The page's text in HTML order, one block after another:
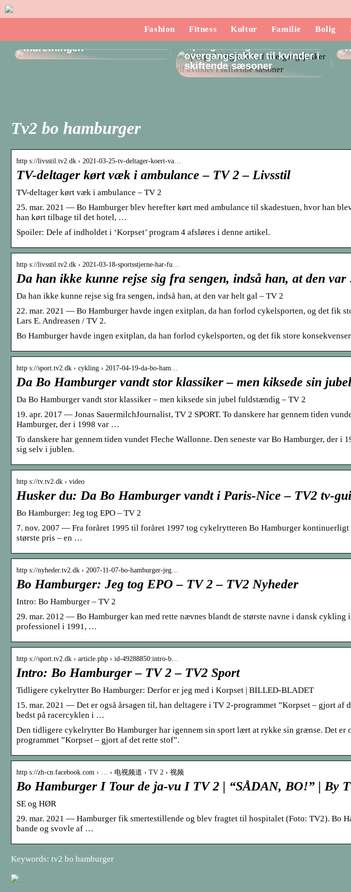
Fashion Fitness Kultur Familie Bolig
indretningen
overgangsjakker til kvinder i
skiftende sæsoner
Tv2 bo hamburger
http s://livsstil.tv2.dk › 2021-03-25-tv-deltager-koert-va…
TV-deltager kørt væk i ambulance – TV 2 – Livsstil
TV-deltager kørt væk i ambulance – TV 2
25. mar. 2021 — Bo Hamburger blev herefter kørt med ambulance til skadestuen, hvor han
han kørt tilbage til det hotel, …
Spoiler: Dele af indholdet i ‘Korpset’ program 4 afsløres i denne artikel.
http s://livsstil.tv2.dk › 2021-03-18-sportsstjerne-har-fu…
Da han ikke kunne rejse sig fra sengen, indså han, at den
Da han ikke kunne rejse sig fra sengen, indså han, at den var helt gal – TV 2
22. mar. 2021 — Bo Hamburger havde ingen exitplan, da han forlod cykelsporten, og det fik
Lars E. Andreasen / TV 2.
Bo Hamburger havde ingen exitplan, da han forlod cykelsporten, og det fik store
http s://sport.tv2.dk › cykling › 2017-04-19-da-bo-ham…
Da Bo Hamburger vandt stor klassiker – men kiksede sin
Da Bo Hamburger vandt stor klassiker – men kiksede sin jubel fuldstændig – TV 2
19. apr. 2017 — Jonas SauermilchJournalist, TV 2 SPORT. To danskere har gennem tiden
Hamburger, der i 1998 var …
To danskere har gennem tiden vundet Fleche Wallonne. Den seneste var Bo Hamburger, der i
sig selv i jublen.
http s://tv.tv2.dk › video
Husker du: Da Bo Hamburger vandt i Paris-Nice – TV2 tv-
Bo Hamburger: Jeg tog EPO – TV 2
7. nov. 2007 — Fra foråret 1995 til foråret 1997 tog cykelrytteren Bo Hamburger kontinuerligt
største pris – en …
http s://nyheder.tv2.dk › 2007-11-07-bo-hamburger-jeg…
Bo Hamburger: Jeg tog EPO – TV 2 – TV2 Nyheder
Intro: Bo Hamburger – TV 2
29. mar. 2012 — Bo Hamburger kan med rette nævnes blandt de største navne i dansk cykling
professionel i 1991, …
http s://sport.tv2.dk › article.php › id-49288850:intro-b…
Intro: Bo Hamburger – TV 2 – TV2 Sport
Tidligere cykelrytter Bo Hamburger: Derfor er jeg med i Korpset | BILLED-BLADET
15. mar. 2021 — Det er også årsagen til, han deltagere i TV 2-programmet ”Korpset – gjort af
bedst på racercyklen i …
Den tidligere cykelrytter Bo Hamburger har igennem sin sport lært at rykke sin grænse. Det er
programmet ”Korpset – gjort af det rette stof”.
http s://zh-cn.facebook.com › … › 电视频道 › TV 2 › 视频
Bo Hamburger I Tour de ja-vu I TV 2 | “SÅDAN, BO!” | By
SE og HØR
29. mar. 2021 — Hamburger fik smertestillende og blev fragtet til hospitalet (Foto: TV2). Bo
bande og svovle af …
Keywords: tv2 bo hamburger